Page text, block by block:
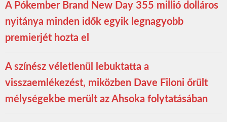
A Pókember Brand New Day 355 millió dolláros
nyitánya minden idők egyik legnagyobb
premierjét hozta el
A színész véletlenül lebuktatta a
visszaemlékezést, miközben Dave Filoni őrült
mélységekbe merült az Ahsoka folytatásában